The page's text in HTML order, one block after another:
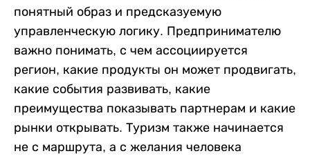
понятный образ и предсказуемую
управленческую логику. Предпринимателю
важно понимать, с чем ассоциируется
регион, какие продукты он может продвигать,
какие события развивать, какие
преимущества показывать партнерам и какие
рынки открывать. Туризм также начинается
не с маршрута, а с желания человека